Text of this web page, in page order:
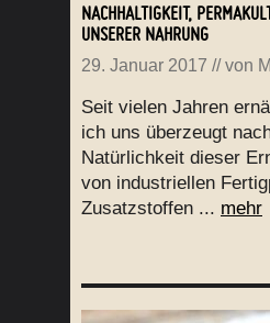
NACHHALTIGKEIT,
UNSERER NAHRUNG
29. Januar 2017 // von
Seit vielen Jahren
ich uns überzeugt
Natürlichkeit dieser
von industriellen
Zusatzstoffen ... mehr